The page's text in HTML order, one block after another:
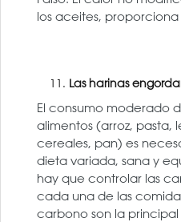
los aceites,
Las harinas
El consumo moderado
alimentos (arroz, pasta,
cereales, pan) es
dieta variada, sana y
hay que controlar las
cada una de las
carbono son la